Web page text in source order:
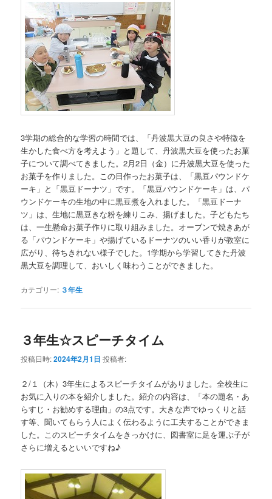
3学期の総合的な学習の時間では、「丹波黒大豆の良さや特徴を
生かした食べ方を考えよう」と題して、丹波黒大豆を使ったお菓
子について調べてきました。2月2日（金）に丹波黒大豆を使った
お菓子を作りました。この日作ったお菓子は、「黒豆パウンドケ
ーキ」と「黒豆ドーナツ」です。「黒豆パウンドケーキ」は、パ
ウンドケーキの生地の中に黒豆煮を入れました。「黒豆ドーナ
ツ」は、生地に黒豆きな粉を練りこみ、揚げました。子どもたち
は、一生懸命お菓子作りに取り組みました。オーブンで焼きあが
る「パウンドケーキ」や揚げているドーナツのいい香りが教室に
広がり、待ちきれない様子でした。1学期から学習してきた丹波
黒大豆を調理して、おいしく味わうことができました。
カテゴリー: ３年生
３年生☆スピーチタイム
投稿日時:2024年2月1日 投稿者:
２/１（木）3年生によるスピーチタイムがありました。全校生に
お気に入りの本を紹介しました。紹介の内容は、「本の題名・あ
らすじ・お勧めする理由」の3点です。大きな声でゆっくりと話
す等、聞いてもらう人によく伝わるように工夫することができま
した。このスピーチタイムをきっかけに、図書室に足を運ぶ子が
さらに増えるといいですね♪